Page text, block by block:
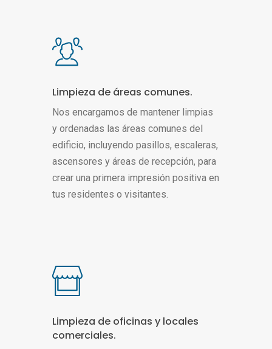
Limpieza de áreas comunes.
Nos encargamos de mantener limpias
y ordenadas las áreas comunes del
edificio, incluyendo pasillos, escaleras,
ascensores y áreas de recepción, para
crear una primera impresión positiva en
tus residentes o visitantes.
Limpieza de oficinas y locales
comerciales.